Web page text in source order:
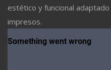
estético y funcional
impresos.